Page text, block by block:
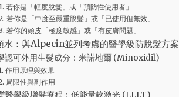
若你是「輕度脫髮」或「預防性使用者」
若你是「中度至嚴重脫髮」或「已使用但無效」
若你的頭皮「極度敏感」或「有皮膚問題」
水：與Alpecin並列考慮的醫學級防脫髮方案
認可外用生髮成分：米諾地爾 (Minoxidil)
作用原理與效果
局限性與副作用
醫學級增髮療程：低能量軟激光 (LLLT)